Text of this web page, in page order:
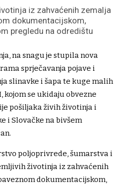
iz zahvaćenih zemalja
dokumentacijskom,
pregledu na odredištu
na snagu je stupila nova
sprječavanja pojave i
slinavke i šapa te kuge malih
kojom se ukidaju obvezne
pošiljaka živih životinja i
i Slovačke na bivšem
poljoprivrede, šumarstva i
životinja iz zahvaćenih
dokumentacijskom,